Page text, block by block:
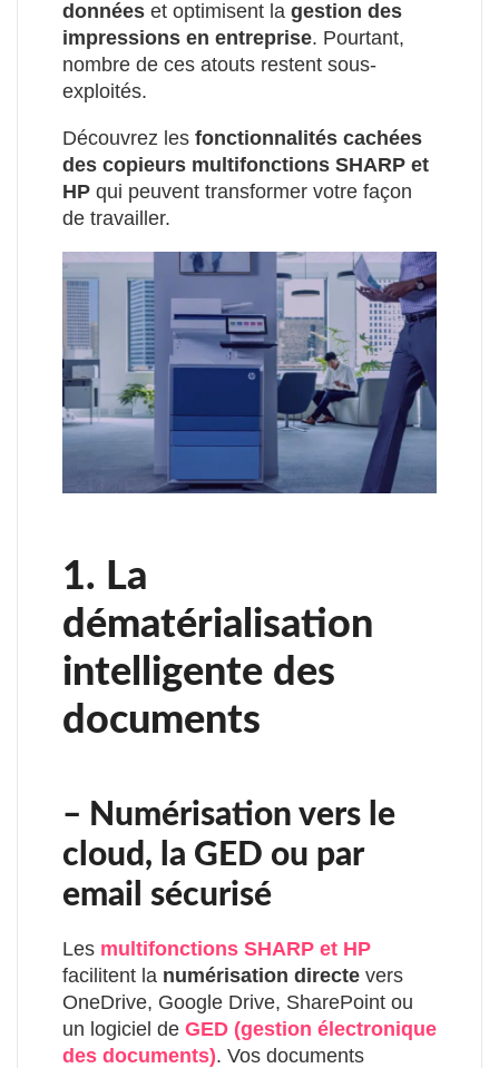
données et optimisent la gestion des
impressions en entreprise. Pourtant,
nombre de ces atouts restent sous-
exploités.
Découvrez les fonctionnalités cachées
des copieurs multifonctions SHARP et
HP qui peuvent transformer votre façon
de travailler.
1. La
dématérialisation
intelligente des
documents
– Numérisation vers le
cloud, la GED ou par
email sécurisé
Les multifonctions SHARP et HP
facilitent la numérisation directe vers
OneDrive, Google Drive, SharePoint ou
un logiciel de GED (gestion électronique
des documents). Vos documents